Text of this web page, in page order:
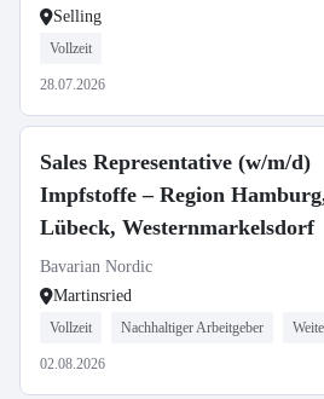
Selling
Vollzeit
28.07.2026
Sales Representative (w/m/d)
Impfstoffe – Region
Lübeck, Westernmarkelsdorf
Bavarian Nordic
Martinsried
Vollzeit Nachhaltiger Arbeitgeber
02.08.2026